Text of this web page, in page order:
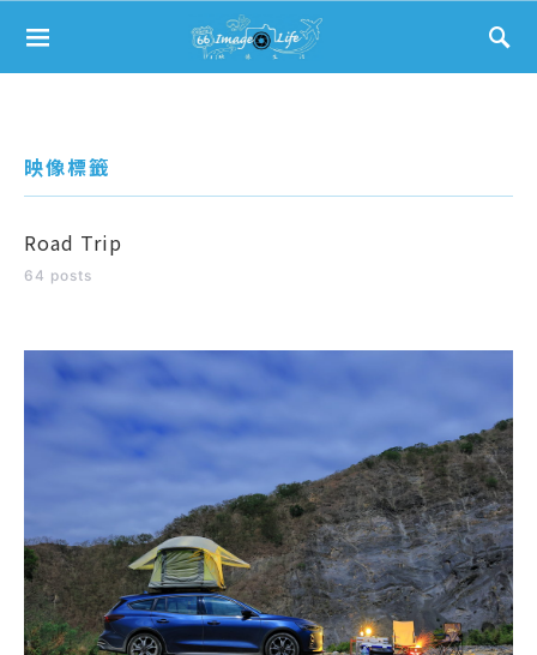
Search for:
映像標籤
Road Trip
64 posts